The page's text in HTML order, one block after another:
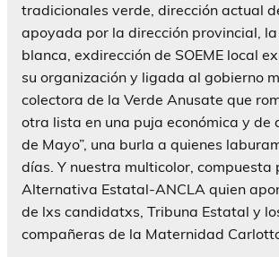
tradicionales verde, dirección actual
apoyada por la dirección provincial,
blanca, exdirección de SOEME local
su organización y ligada al gobierno
colectora de la Verde Anusate que
otra lista en una puja económica y de
de Mayo”, una burla a quienes
días. Y nuestra multicolor, compuesta
Alternativa Estatal-ANCLA quien
de lxs candidatxs, Tribuna Estatal y
compañeras de la Maternidad